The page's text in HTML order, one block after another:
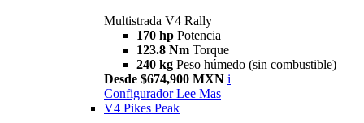
Multistrada V4 Rally
170 hp Potencia
123.8 Nm Torque
240 kg Peso húmedo (sin combustible)
Desde $674,900 MXN i
Configurador Lee Mas
V4 Pikes Peak